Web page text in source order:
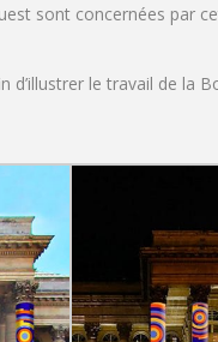
sont concernées
le travail de la